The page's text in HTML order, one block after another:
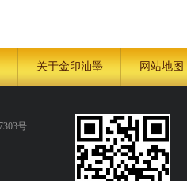
关于金印油墨 网站地图
号